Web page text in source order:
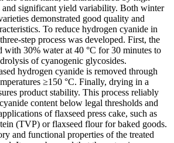
and significant yield variability. Both winter
demonstrated good quality and
To reduce hydrogen cyanide in
step process was developed. First, the
with 30% water at 40 °C for 30 minutes to
of cyanogenic glycosides.
hydrogen cyanide is removed through
≥150 °C. Finally, drying in a
product stability. This process reliably
content below legal thresholds and
of flaxseed press cake, such as
(TVP) or flaxseed flour for baked goods.
and functional properties of the treated